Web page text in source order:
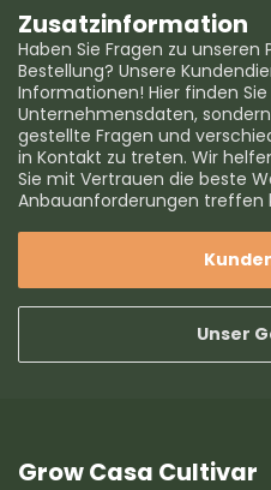
Zusatzinformation
Haben Sie Fragen zu unseren
Bestellung? Unsere
Informationen! Hier finden
Unternehmensdaten,
gestellte Fragen und
in Kontakt zu treten. Wir
Sie mit Vertrauen die beste
Anbauanforderungen treffen
Unser
Grow Casa Cultivar